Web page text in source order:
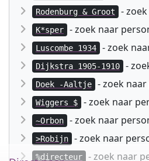
Rodenburg & Groot -
K*sper - zoek naar
Luscombe 1934 - zoek
Dijkstra 1905-1910 -
Doek -Aaltje - zoek
Wiggers $ - zoek naar
~Orbon - zoek naar
>Robijn - zoek naar
%directeur - zoek naar